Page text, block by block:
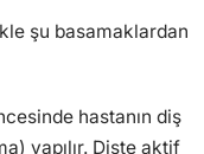
şu basamaklardan
hastanın diş
yapılır. Dişte aktif